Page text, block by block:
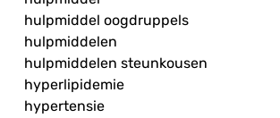
hulpmiddel oogdruppels
hulpmiddelen
hulpmiddelen steunkousen
hyperlipidemie
hypertensie